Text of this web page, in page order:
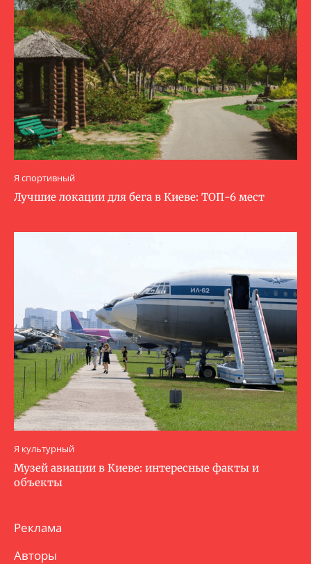
Я спортивный
Лучшие локации для бега в Киеве: ТОП-6 мест
Я культурный
Музей авиации в Киеве: интересные факты и
объекты
Реклама
Авторы